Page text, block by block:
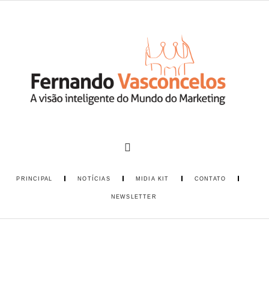
PRINCIPAL NOTÍCIAS MIDIA KIT CONTATO
NEWSLETTER